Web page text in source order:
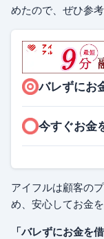
めたので、ぜひ参
バレずにお
今すぐお金
アイフルは顧客の
め、安心してお金
「バレずにお金を